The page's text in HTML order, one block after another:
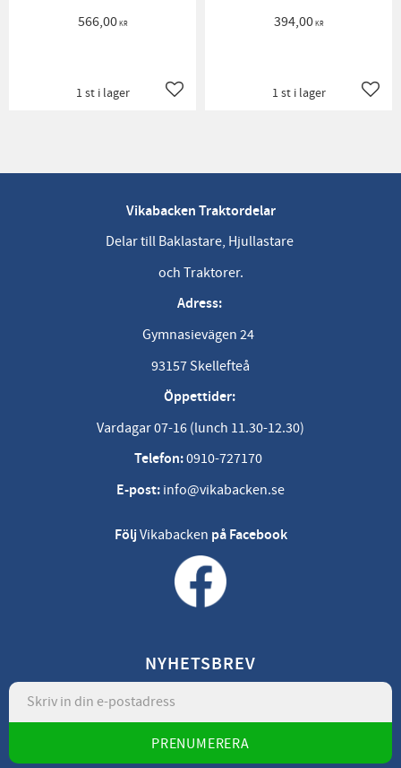
566,00KR
Lägg till i favoriter
1 st i lager
394,00KR
1 st i lager
Vikabacken Traktordelar
Delar till Baklastare, Hjullastare
och Traktorer.
Adress:
Gymnasievägen 24
93157 Skellefteå
Öppettider:
Vardagar 07-16 (lunch 11.30-12.30)
Telefon:0910-727170
E-post: info@vikabacken.se
FöljVikabacken på Facebook
NYHETSBREV
PRENUMERERA